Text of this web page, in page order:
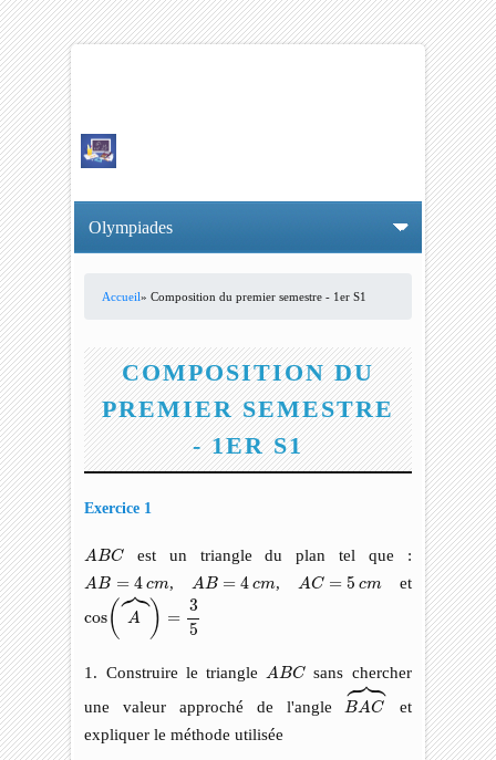
Accueil» Composition du premier semestre - 1er S1
COMPOSITION DU
PREMIER SEMESTRE
- 1ER S1
Exercice 1
A BC
A BC est un triangle du plan tel que :
A B = 4 cm
A B= m , A B = 4 cm
A B= m , AC = 5 cm
A C= cm et
cos(
A ) =
3
5
A⏞)=3 5
1. Construire le triangle ABC
A BC sans chercher
une valeur approché de l'angle

BAC
BAC
et
expliquer le méthode utilisée